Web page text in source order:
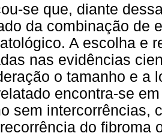
se que, diante
da combinação de
A escolha e
nas evidências
o tamanho e a
encontra-se
sem intercorrências,
do fibroma